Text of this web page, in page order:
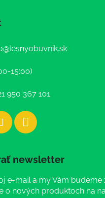
@lesnyobuvnik.sk
15:00)
950 367 101
newsletter
e-mail a my Vám budeme
o nových produktoch na